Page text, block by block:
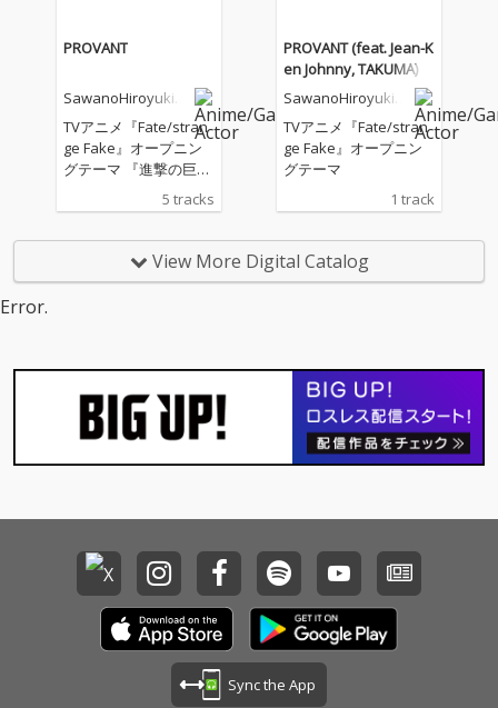
ラストをレーベル設立
当初から手掛けてきた
ka Pikazo氏による、
新規描きおろしの「SA
CRAちゃん」イラスト
を起用。
range Fake』オープニ
ングテーマ)は、MAN
WITH A MISSION の Jea
n-Ken Johnny と 10-FE
ET の TAKUMA をゲス
トボーカルに迎え、ア
ニメの世界観とシンク
いサウンドの楽曲とな
PROVANT
SawanoHiroyuki[n
TVアニメ『Fate/stran
ge Fake』オープニン
グテーマ 『進撃の巨
ど、数々の大ヒットア
ける作曲家・澤野弘之
のボーカルプロジェク
range Fake』オープニ
ングテーマ)は、MAN
WITH A MISSION の Jea
n-Ken Johnny と 10-FE
ロした勢いのある力強
いサウンドの楽曲とな
っている。
5 tracks
PROVANT (feat. Jean-K
en Johnny, TAKUMA)
SawanoHiroyuki[n
TVアニメ『Fate/stran
ge Fake』オープニン
グテーマ
1 track
View More Digital Catalog
Error.
Sync the App